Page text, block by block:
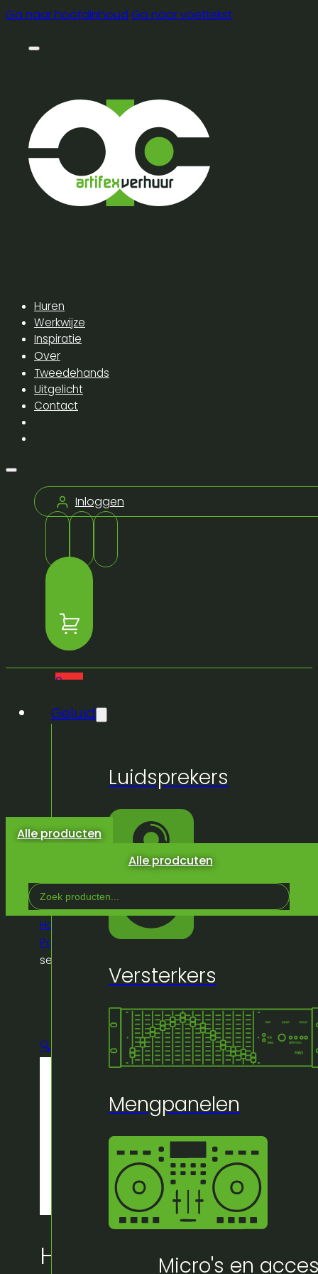
Ga naar hoofdinhoud Ga naar voettekst
Huren
Werkwijze
Inspiratie
Over
Tweedehands
Uitgelicht
Contact
Alle prodcuten
Inloggen
0
producten
winkelwagen.
Geluid
Luidsprekers
Versterkers
Mengpanelen
Micro's en
Alle producten
Search
...
Home
Winkel
Truss &
Podium
Podium/Proflex/Proflex poot 20 cm
set van 4
🔍
Huur bij Artifex: